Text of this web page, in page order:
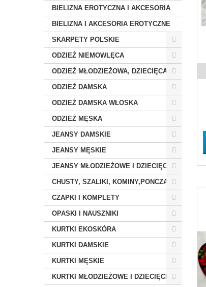
BIELIZNA EROTYCZNA I AKCESORIA
BIELIZNA I AKCESORIA EROTYCZNE
SKARPETY POLSKIE
ODZIEŻ NIEMOWLĘCA
ODZIEŻ MŁODZIEŻOWA, DZIECIĘCA
ODZIEŻ DAMSKA
ODZIEŻ DAMSKA WŁOSKA
ODZIEŻ MĘSKA
JEANSY DAMSKIE
JEANSY MĘSKIE
JEANSY MŁODZIEŻOWE I DZIECIĘCE
CHUSTY, SZALIKI, KOMINY,PONCZA
CZAPKI I KOMPLETY
OPASKI I NAUSZNIKI
KURTKI EKOSKÓRA
KURTKI DAMSKIE
KURTKI MĘSKIE
KURTKI MŁODZIEŻOWE I DZIECIĘCE